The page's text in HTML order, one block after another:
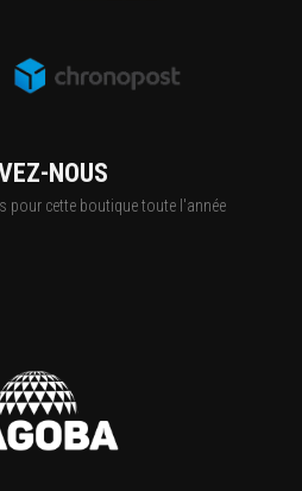
NOUS
pour cette boutique toute l'année